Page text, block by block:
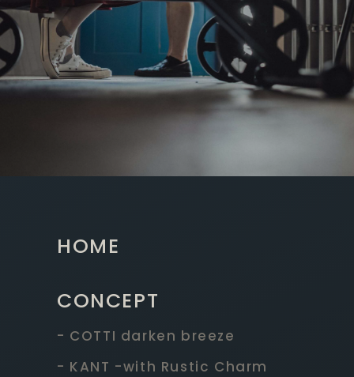
HOME
CONCEPT
- COTTI darken breeze
- KANT -with Rustic Charm